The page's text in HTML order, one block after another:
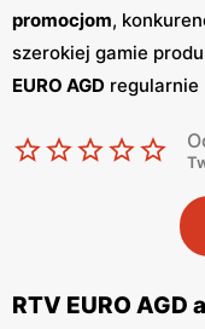
promocjom,
szerokiej gamie
EURO AGD regularnie
te zawierają
atrakcyjnych ofert i
kluczowych atutów
klientom w wyborze
RTV EURO